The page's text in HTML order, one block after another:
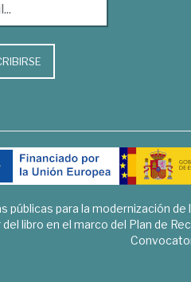
públicas para la modernización
libro en el marco del Plan de